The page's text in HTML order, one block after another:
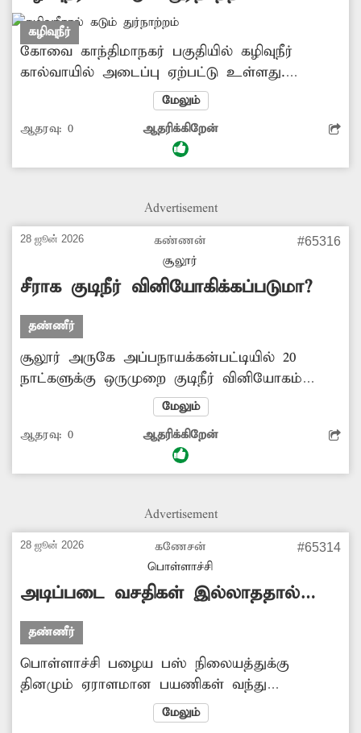
கழிவுநீர்
கோவை காந்திமாநகர் பகுதியில் கழிவுநீர்
கால்வாயில் அடைப்பு ஏற்பட்டு உள்ளது.
இதனால் கழிவுநீர் வெளியேறி பல இடங்களில்
தேங்கி நிற்கிறது. அதில் கொசுக்கள் உற்பத்தி
அதிகரித்து தொற்றுநோய் பரவும் அபாயம்
காணப்படுகிறது. அத்துடன் கடும் துர்நாற்றம்
இதுகுறித்து பலமுறை அதிகாரிகளிடம்
எடுக்கப்படவில்லை. இதனால் அப்பகுதி
பொதுமக்கள் மிகவும் அவதி அடைந்து
வருகின்றனர். எனவே இனிமேலாவது இந்த
பிரச்சினைக்கு தீர்வு காண அதிகாரிகள் முன்வர
வேண்டும்.
மேலும்
ஆதரவு: 0 ஆதரிக்கிறேன்
Advertisement
28 ஜூன் 2026
கண்ணன்
சூலூர்
#65316
சீராக குடிநீர் வினியோகிக்கப்படுமா?
தண்ணீர்
சூலூர் அருகே அப்பநாயக்கன்பட்டியில் 20
நாட்களுக்கு ஒருமுறை குடிநீர் வினியோகம்
செய்யப்படுகிறது. இதனால் அப்பகுதியில் குடிநீர்
தட்டுப்பாடு ஏற்பட்டு பொதுமக்கள் கடும்
அவதிப்பட்டு வருகிறார்கள். மேலும் குடிநீரை
விலைக்கு வாங்கி பயன்படுத்தும் நிலையில்
அதிகாரிகளிடம் தெரிவித்தும், இதுவரை சீராக
இனிமேலாவது அதிகாரிகள் குடிநீர்
வினியோகத்தை முறைப்படுத்த முன்வர
வேண்டும்.
மேலும்
ஆதரவு: 0 ஆதரிக்கிறேன்
Advertisement
28 ஜூன் 2026
கணேசன்
பொள்ளாச்சி
#65314
அடிப்படை வசதிகள் இல்லாததால்
அவதி
தண்ணீர்
பொள்ளாச்சி பழைய பஸ் நிலையத்துக்கு
தினமும் ஏராளமான பயணிகள் வந்து
செல்கின்றனர். இங்கு அடிப்படை வசதிகள்
சரிவர இல்லை. குறிப்பாக கழிப்பிடம் முறையாக
மேலும்